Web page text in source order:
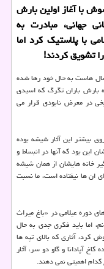
با آغاز اولین بارش
جهانی، مبادرت به
با پلاستیك كرد اما
تشویق كردند!
سال هاست به حال خود رها شده
بارش باران تگرگ كه اسیدی
در معرض نابودی قرار می
بیشتر این آثار شیشه بوده
بود كه آنها در انبساط و
خانه هایشان از همان شیشه
ان ها نیفتاده است، ما نسبت
دوره عیلامی در «باغ میراث
اما باید فكری جدی به حال
كرد، آثاری كه بالای تپه ها
آپادانا و گاو دو سر، آثار
كدام اهمیتی نمی دهند.